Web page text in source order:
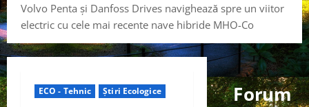
Volvo Penta și Danfoss Drives navighează spre un viitor
electric cu cele mai recente nave hibride MHO-Co
ECO - Tehnic Știri Ecologice
Forum